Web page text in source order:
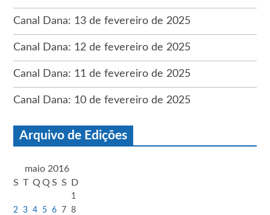
Canal Dana: 13 de fevereiro de 2025
Canal Dana: 12 de fevereiro de 2025
Canal Dana: 11 de fevereiro de 2025
Canal Dana: 10 de fevereiro de 2025
Arquivo de Edições
maio 2016
S T Q Q S S D
1
2
3 4 5 6 7 8